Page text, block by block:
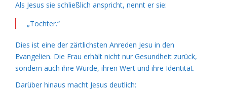
Als Jesus sie schließlich anspricht, nennt er sie:
„Tochter.“
Dies ist eine der zärtlichsten Anreden Jesu in den
Evangelien. Die Frau erhält nicht nur Gesundheit zurück,
sondern auch ihre Würde, ihren Wert und ihre Identität.
Darüber hinaus macht Jesus deutlich: